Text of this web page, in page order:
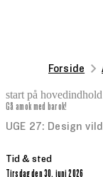
Forside
start på hovedindhold
Gå amok med barok!
UGE 27: Design
senest opdateret 12.
Tid & sted
tirsdag den 30. juni 2026